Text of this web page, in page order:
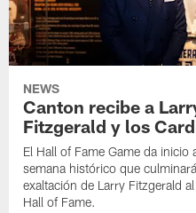
NEWS
Canton recibe a
Fitzgerald y los
El Hall of Fame Game da inicio
semana histórico que
exaltación de Larry Fitzgerald
Hall of Fame.